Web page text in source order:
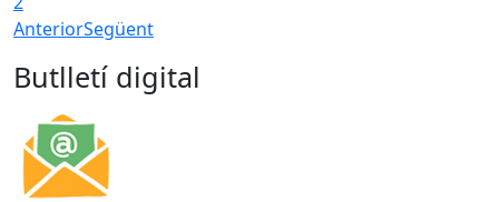
AnteriorSegüent
Butlletí digital